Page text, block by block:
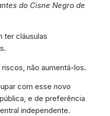
do Cisne Negro de
ter cláusulas
não aumentá-los.
com esse novo
e de preferência
independente.